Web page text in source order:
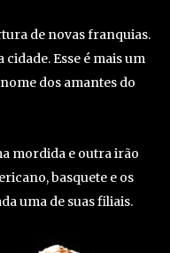
de novas franquias.
Esse é mais um
dos amantes do
mordida e outra irão
basquete e os
uma de suas filiais.